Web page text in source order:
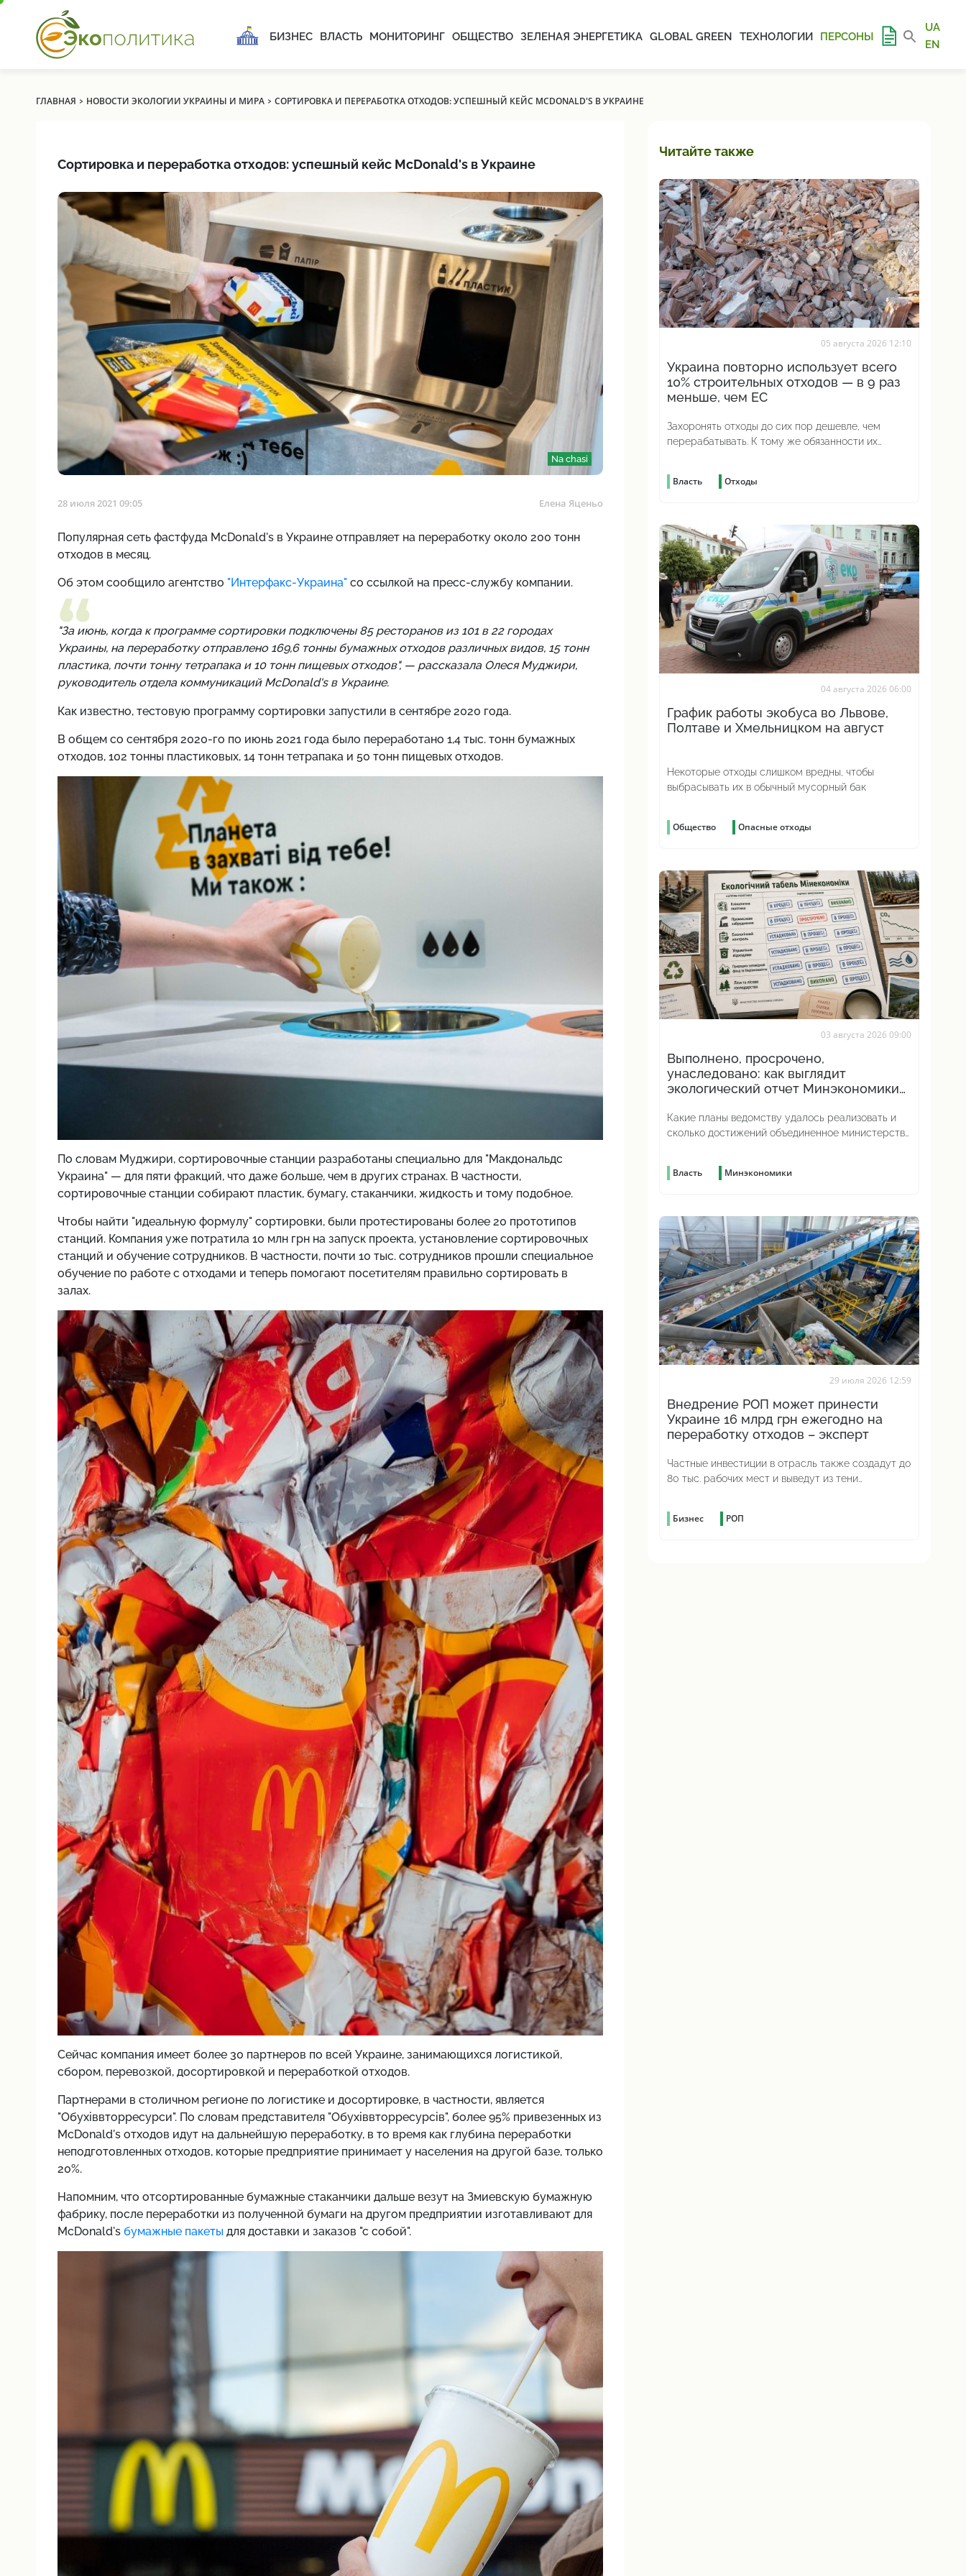
БИЗНЕС ВЛАСТЬ МОНИТОРИНГ ОБЩЕСТВО ЗЕЛЕНАЯ ЭНЕРГЕТИКА GLOBAL GREEN ТЕХНОЛОГИИ ПЕРСОНЫ
UA
EN
ГЛАВНАЯ › НОВОСТИ ЭКОЛОГИИ УКРАИНЫ И МИРА› СОРТИРОВКА И ПЕРЕРАБОТКА ОТХОДОВ: УСПЕШНЫЙ КЕЙС MCDONALD'S В УКРАИНЕ
Сортировка и переработка отходов: успешный кейс McDonald's в Украине
Na chasi
28 июля 2021 09:05 Елена Яценьо
Популярная сеть фастфуда McDonald's в Украине отправляет на переработку около 200 тонн
отходов в месяц.
Об этом сообщило агентство "Интерфакс-Украина"со ссылкой на пресс-службу компании.
"За июнь, когда к программе сортировки подключены 85 ресторанов из 101 в 22 городах
Украины, на переработку отправлено 169,6 тонны бумажных отходов различных видов, 15 тонн
пластика, почти тонну тетрапака и 10 тонн пищевых отходов", — рассказала Олеся Муджири,
руководитель отдела коммуникаций McDonald's в Украине.
Как известно, тестовую программу сортировки запустили в сентябре 2020 года.
В общем со сентября 2020-го по июнь 2021 года было переработано 1,4 тыс. тонн бумажных
отходов, 102 тонны пластиковых, 14 тонн тетрапака и 50 тонн пищевых отходов.
По словам Муджири, сортировочные станции разработаны специально для "Макдональдс
Украина" — для пяти фракций, что даже больше, чем в других странах. В частности,
сортировочные станции собирают пластик, бумагу, стаканчики, жидкость и тому подобное.
Чтобы найти "идеальную формулу" сортировки, были протестированы более 20 прототипов
станций. Компания уже потратила 10 млн грн на запуск проекта, установление сортировочных
станций и обучение сотрудников. В частности, почти 10 тыс. сотрудников прошли специальное
обучение по работе с отходами и теперь помогают посетителям правильно сортировать в
залах.
Сейчас компания имеет более 30 партнеров по всей Украине, занимающихся логистикой,
сбором, перевозкой, досортировкой и переработкой отходов.
Партнерами в столичном регионе по логистике и досортировке, в частности, является
"Обухіввторресурси". По словам представителя "Обухіввторресурсів", более 95% привезенных из
McDonald's отходов идут на дальнейшую переработку, в то время как глубина переработки
неподготовленных отходов, которые предприятие принимает у населения на другой базе, только
20%.
Напомним, что отсортированные бумажные стаканчики дальше везут на Змиевскую бумажную
фабрику, после переработки из полученной бумаги на другом предприятии изготавливают для
McDonald's бумажные пакеты для доставки и заказов "с собой".
Читайте также
05 августа 2026 12:10
Украина повторно использует всего
10% строительных отходов — в 9 раз
меньше, чем ЕС
Захоронять отходы до сих пор дешевле, чем
перерабатывать. К тому же обязанности их
Власть Отходы
04 августа 2026 06:00
График работы экобуса во Львове,
Полтаве и Хмельницком на август
Некоторые отходы слишком вредны, чтобы
выбрасывать их в обычный мусорный бак
Общество Опасные отходы
03 августа 2026 09:00
Выполнено, просрочено,
унаследовано: как выглядит
экологический отчет Минэкономики
Какие планы ведомству удалось реализовать и
сколько достижений объединенное министерство
Власть Минэкономики
29 июля 2026 12:59
Внедрение РОП может принести
Украине 16 млрд грн ежегодно на
переработку отходов – эксперт
Частные инвестиции в отрасль также создадут до
80 тыс. рабочих мест и выведут из тени
Бизнес РОП